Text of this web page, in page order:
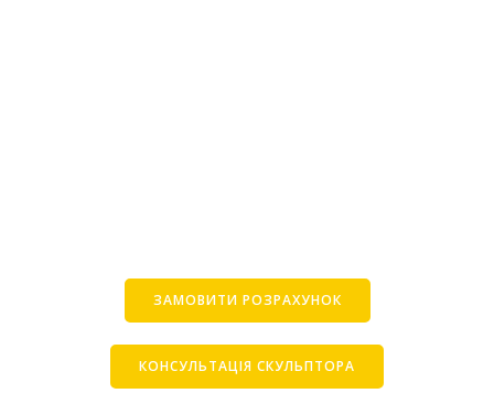
ЗАМОВИТИ РОЗРАХУНОК
КОНСУЛЬТАЦІЯ СКУЛЬПТОРА